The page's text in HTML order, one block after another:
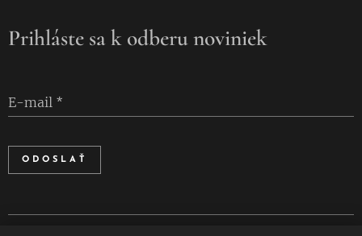
Prihláste sa k odberu noviniek
E-mail
ODOSLAŤ